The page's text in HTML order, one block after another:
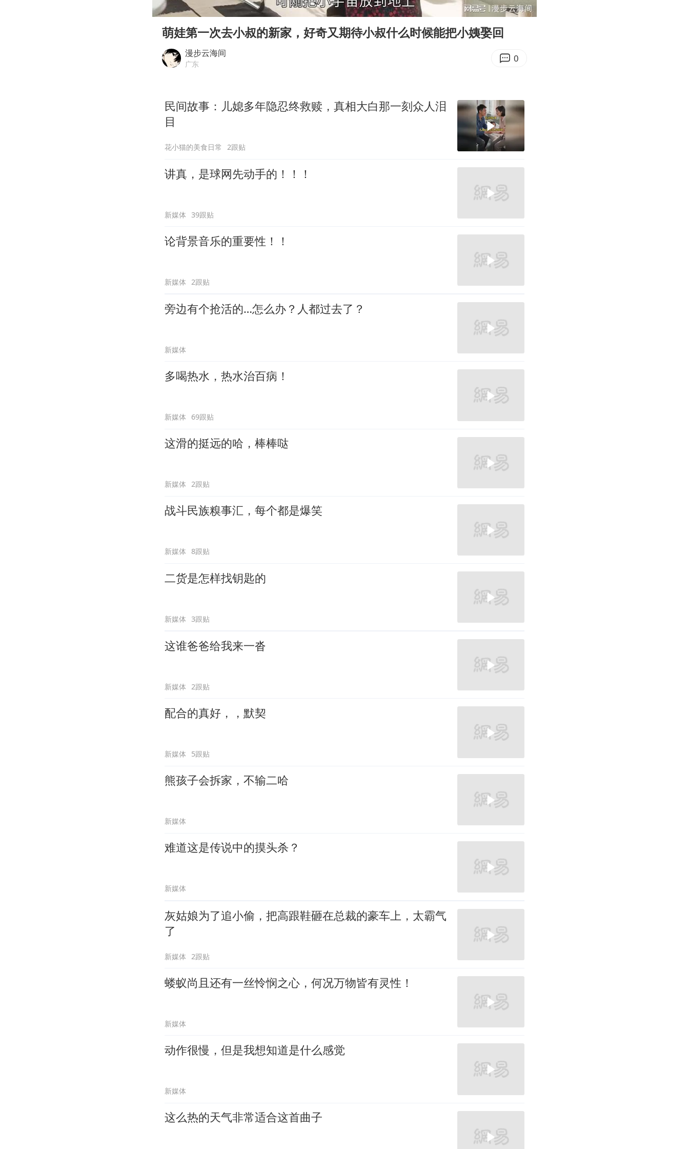
U17国足点球大战淘汰河床晋级决赛
东航：国内客票提前14天免费退改
日本试射“战斧”导弹，国防部回应
Play
00:00 16:58
Enter
萌娃第一次去小叔的新家，好奇又期待小叔什么时候能把小姨娶回
漫步云海间
广东 0
民间故事：儿媳多年隐忍终救赎，真相大白那一刻众人泪
目
花小猫的美食日常 2跟贴
讲真，是球网先动手的！！！
新媒体 39跟贴
论背景音乐的重要性！！
新媒体 2跟贴
旁边有个抢活的…怎么办？人都过去了？
新媒体
多喝热水，热水治百病！
新媒体 69跟贴
这滑的挺远的哈，棒棒哒
新媒体 2跟贴
战斗民族糗事汇，每个都是爆笑
新媒体 8跟贴
二货是怎样找钥匙的
新媒体 3跟贴
这谁爸爸给我来一沓
新媒体 2跟贴
配合的真好，，默契
新媒体 5跟贴
熊孩子会拆家，不输二哈
新媒体
难道这是传说中的摸头杀？
新媒体
灰姑娘为了追小偷，把高跟鞋砸在总裁的豪车上，太霸气
了
新媒体 2跟贴
蝼蚁尚且还有一丝怜悯之心，何况万物皆有灵性！
新媒体
动作很慢，但是我想知道是什么感觉
新媒体
这么热的天气非常适合这首曲子